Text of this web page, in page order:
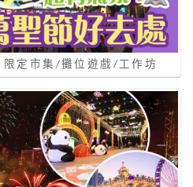
定市集/攤位遊戲/工作坊